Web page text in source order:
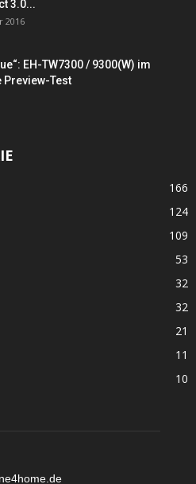
3.0...
2016
EH-TW7300 / 9300(W) im
Preview-Test
166
124
109
53
32
32
21
11
10